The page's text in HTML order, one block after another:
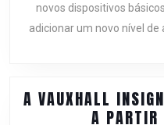
novos dispositivos
adicionar um novo nível
A VAUXHALL
A